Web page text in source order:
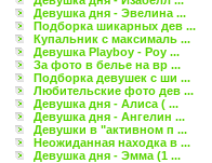
Девушка дня - Эвелина ...
Подборка шикарных дев ...
Купальник с максималь ...
Девушка Playboy - Роу ...
За фото в белье на вр ...
Подборка девушек с ши ...
Любительские фото дев ...
Девушка дня - Алиса ( ...
Девушка дня - Ангелин ...
Девушки в "активном п ...
Неожиданная находка в ...
Девушка дня - Эмма (1 ...